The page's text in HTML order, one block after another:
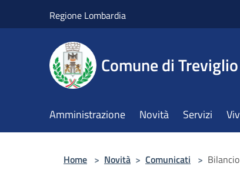
Regione Lombardia
Comune di Treviglio
Amministrazione Novità Servizi
Home > Novità > Comunicati >